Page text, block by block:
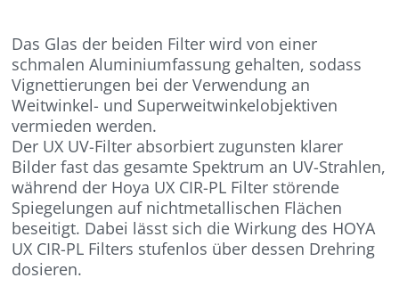
Das Glas der beiden Filter wird von einer
schmalen Aluminiumfassung gehalten, sodass
Vignettierungen bei der Verwendung an
Weitwinkel- und Superweitwinkelobjektiven
vermieden werden.
Der UX UV-Filter absorbiert zugunsten klarer
Bilder fast das gesamte Spektrum an UV-Strahlen,
während der Hoya UX CIR-PL Filter störende
Spiegelungen auf nichtmetallischen Flächen
beseitigt. Dabei lässt sich die Wirkung des HOYA
UX CIR-PL Filters stufenlos über dessen Drehring
dosieren.